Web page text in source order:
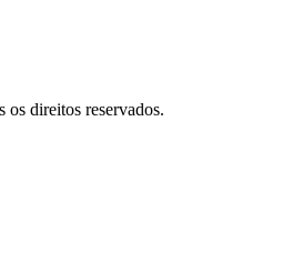
direitos reservados.